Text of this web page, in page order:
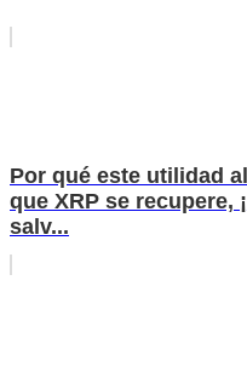
Por qué este utilidad
que XRP se recupere,
salv...